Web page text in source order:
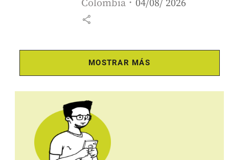
Colombia 04/08/ 2026
share
MOSTRAR MÁS